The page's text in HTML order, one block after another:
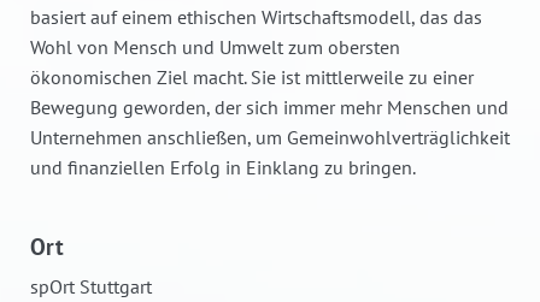
basiert auf einem ethischen Wirtschaftsmodell, das das
Wohl von Mensch und Umwelt zum obersten
ökonomischen Ziel macht. Sie ist mittlerweile zu einer
Bewegung geworden, der sich immer mehr Menschen und
Unternehmen anschließen, um Gemeinwohlverträglichkeit
und finanziellen Erfolg in Einklang zu bringen.
Ort
spOrt Stuttgart